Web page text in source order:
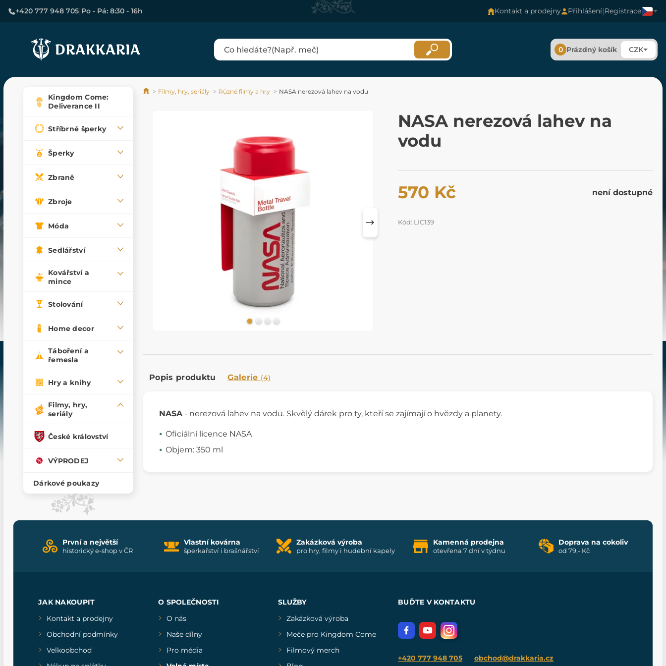
+420 777 948 705|Po - Pá: 8:30 - 16h Kontakt a prodejny Přihlášení|Registrace
0 Prázdný košík CZK
Kingdom Come:
Deliverance II
Stříbrné šperky
Šperky
Zbraně
Zbroje
Móda
Sedlářství
Kovářství a
mince
Stolování
Home decor
Táboření a
řemesla
Hry a knihy
Filmy, hry,
seriály
České království
VÝPRODEJ
Dárkové poukazy
Filmy, hry, seriály Různé filmy a hry NASA nerezová lahev na vodu
NASA nerezová lahev na
vodu
570 Kč není dostupné
Kód: LIC139
Popis produktu Galerie (4)
NASA - nerezová lahev na vodu. Skvělý dárek pro ty, kteří se zajímají o hvězdy a planety.
Oficiální licence NASA
Objem: 350 ml
První a největší
historický e-shop v ČR
Vlastní kovárna
šperkařství i brašnářství
Zakázková výroba
pro hry, filmy i hudební kapely
Kamenná prodejna
otevřena 7 dní v týdnu
Doprava na cokoliv
od 79,- Kč
JAK NAKOUPIT
Kontakt a prodejny
Obchodní podmínky
Velkoobchod
O SPOLEČNOSTI
O nás
Naše dílny
Pro média
SLUŽBY
Zakázková výroba
Meče pro Kingdom Come
Filmový merch
BUĎTE V KONTAKTU
+420 777 948 705 obchod@drakkaria.cz